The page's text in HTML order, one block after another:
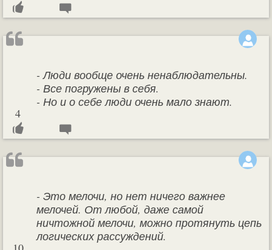
- Люди вообще очень ненаблюдательны.
- Все погружены в себя.
- Но и о себе люди очень мало знают.
4
- Это мелочи, но нет ничего важнее
мелочей. От любой, даже самой
ничтожной мелочи, можно протянуть цепь
логических рассуждений.